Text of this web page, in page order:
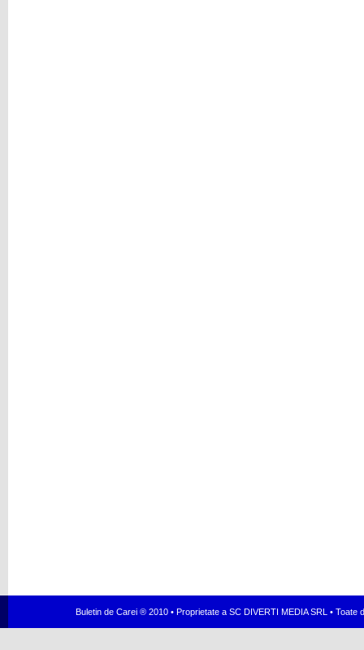
Buletin de Carei ® 2010 • Proprietate a SC DIVERTI MEDIA SRL •